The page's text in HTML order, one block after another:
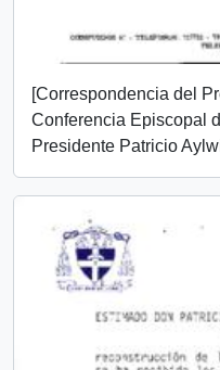
[Correspondencia del
Conferencia Episcopal
Presidente Patricio